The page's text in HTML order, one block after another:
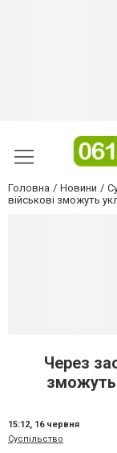
Головна Новини
військові зможуть
Через
зможуть
15:12, 16 червня
Суспільство